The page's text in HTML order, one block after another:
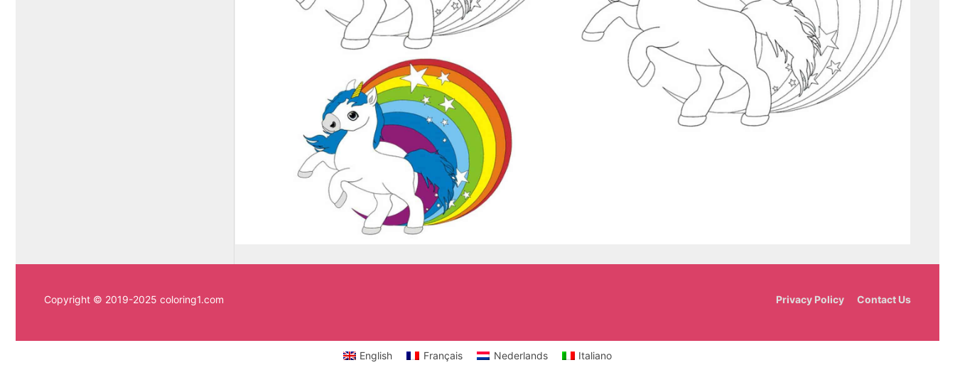
Copyright © 2019-2025 coloring1.com Privacy Policy Contact Us
English Français Nederlands Italiano